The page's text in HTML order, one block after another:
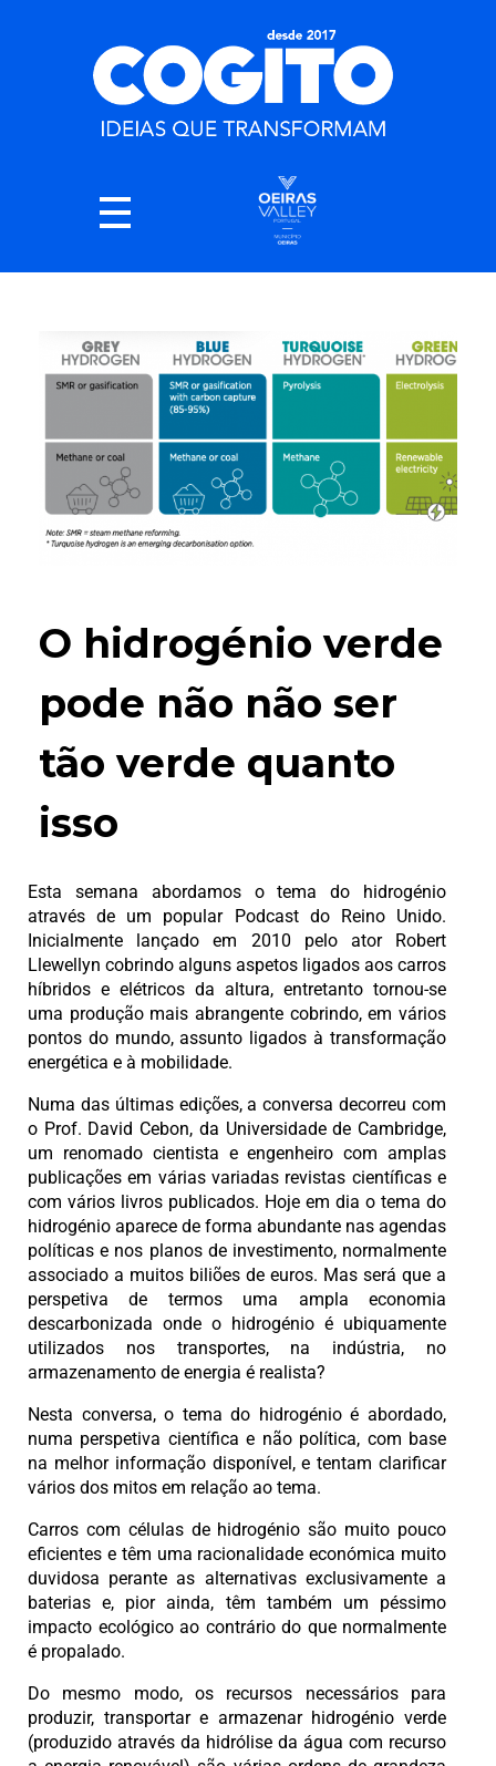
O hidrogénio verde
pode não não ser
tão verde quanto
isso
Esta semana abordamos o tema do hidrogénio
através de um popular Podcast do Reino Unido.
Inicialmente lançado em 2010 pelo ator Robert
Llewellyn cobrindo alguns aspetos ligados aos carros
híbridos e elétricos da altura, entretanto tornou-se
uma produção mais abrangente cobrindo, em vários
pontos do mundo, assunto ligados à transformação
energética e à mobilidade.
Numa das últimas edições, a conversa decorreu com
o Prof. David Cebon, da Universidade de Cambridge,
um renomado cientista e engenheiro com amplas
publicações em várias variadas revistas científicas e
com vários livros publicados. Hoje em dia o tema do
hidrogénio aparece de forma abundante nas agendas
políticas e nos planos de investimento, normalmente
associado a muitos biliões de euros. Mas será que a
perspetiva de termos uma ampla economia
descarbonizada onde o hidrogénio é ubiquamente
utilizados nos transportes, na indústria, no
armazenamento de energia é realista?
Nesta conversa, o tema do hidrogénio é abordado,
numa perspetiva científica e não política, com base
na melhor informação disponível, e tentam clarificar
vários dos mitos em relação ao tema.
Carros com células de hidrogénio são muito pouco
eficientes e têm uma racionalidade económica muito
duvidosa perante as alternativas exclusivamente a
baterias e, pior ainda, têm também um péssimo
impacto ecológico ao contrário do que normalmente
é propalado.
Do mesmo modo, os recursos necessários para
produzir, transportar e armazenar hidrogénio verde
(produzido através da hidrólise da água com recurso